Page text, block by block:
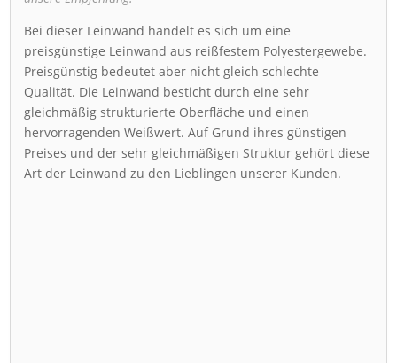
Bei dieser Leinwand handelt es sich um eine
preisgünstige Leinwand aus reißfestem Polyestergewebe.
Preisgünstig bedeutet aber nicht gleich schlechte
Qualität. Die Leinwand besticht durch eine sehr
gleichmäßig strukturierte Oberfläche und einen
hervorragenden Weißwert. Auf Grund ihres günstigen
Preises und der sehr gleichmäßigen Struktur gehört diese
Art der Leinwand zu den Lieblingen unserer Kunden.